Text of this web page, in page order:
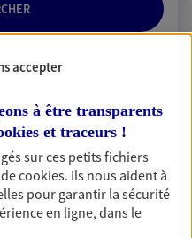
votre
Passer les
résultats
Carte
accepter
à être transparents
et traceurs !
sur ces petits fichiers
cookies. Ils nous aident à
pour garantir la sécurité
en ligne, dans le